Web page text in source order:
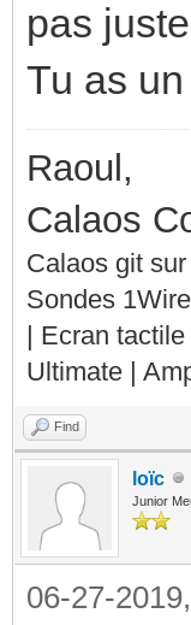
pas
Tu as
Raoul,
Calaos
Calaos git
Sondes
| Ecran
Ultimate |
Find
loïc
Junior
06-27-